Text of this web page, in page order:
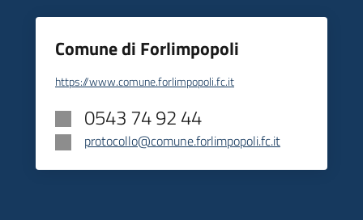
SeguiciComune di Forlimpopoli
https://www.comune.forlimpopoli.fc.it
0543 74 92 44
protocollo@comune.forlimpopoli.fc.it